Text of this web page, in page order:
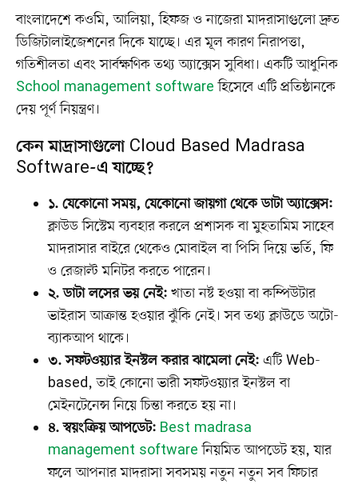
বাংলাদেশে কওমি, আলিয়া, হিফজ ও নাজেরা মাদরাসাগুলো দ্রুত
ডিজিটালাইজেশনের দিকে যাচ্ছে। এর মূল কারণ নিরাপত্তা,
গতিশীলতা এবং সার্বক্ষণিক তথ্য অ্যাক্সেস সুবিধা। একটি আধুনিক
School management software হিসেবে এটি প্রতিষ্ঠানকে
দেয় পূর্ণ নিয়ন্ত্রণ।
কেন মাদ্রাসাগুলো Cloud Based Madrasa
Software-এ যাচ্ছে?
১. যেকোনো সময়, যেকোনো জায়গা থেকে ডাটা অ্যাক্সেস:
ক্লাউড সিস্টেম ব্যবহার করলে প্রশাসক বা মুহতামিম সাহেব
মাদরাসার বাইরে থেকেও মোবাইল বা পিসি দিয়ে ভর্তি, ফি
ও রেজাল্ট মনিটর করতে পারেন।
২. ডাটা লসের ভয় নেই: খাতা নষ্ট হওয়া বা কম্পিউটার
ভাইরাস আক্রান্ত হওয়ার ঝুঁকি নেই। সব তথ্য ক্লাউডে অটো-
ব্যাকআপ থাকে।
৩. সফটওয়্যার ইনস্টল করার ঝামেলা নেই: এটি Web-
based, তাই কোনো ভারী সফটওয়্যার ইনস্টল বা
মেইনটেনেন্স নিয়ে চিন্তা করতে হয় না।
৪. স্বয়ংক্রিয় আপডেট: Best madrasa
management software নিয়মিত আপডেট হয়, যার
ফলে আপনার মাদরাসা সবসময় নতুন নতুন সব ফিচার